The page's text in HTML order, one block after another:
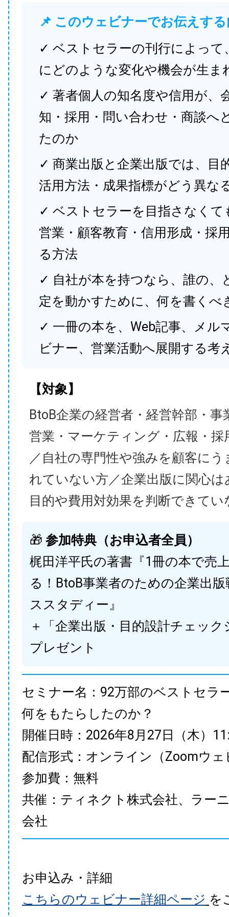
📌 このウェビナーでお伝えす
✓ ベストセラーの刊行によって
にどのような変化や機会が生ま
✓ 著者個人の知名度や信用が、
知・採用・問い合わせ・商談へ
たのか
✓ 商業出版と企業出版では、目
活用方法・成果指標がどう異な
✓ ベストセラーを目指さなくて
営業・顧客教育・信用形成・採
る方法
✓ 自社が本を持つなら、誰の、
定を動かすために、何を書くべ
✓ 一冊の本を、Web記事、メル
ビナー、営業活動へ展開する考
【対象】
BtoB企業の経営者・経営幹部・事
営業・マーケティング・広報・採
／自社の専門性や強みを顧客に
れていない方／企業出版に関心
目的や費用対効果を判断できてい
🎁 参加特典（お申込者全員）
梶田洋平氏の著書『1冊の本で売
る！BtoB事業者のための企業出
ススタディー』
＋「企業出版・目的設計チェック
プレゼント
セミナー名：92万部のベストセラ
何をもたらしたのか？
開催日時：2026年8月27日（木）
配信形式：オンライン（Zoomウェ
参加費：無料
共催：ティネクト株式会社、ラー
会社
お申込み・詳細
こちらのウェビナー詳細ページ を